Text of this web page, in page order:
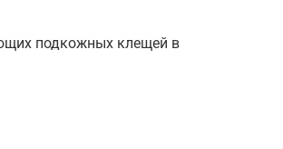
подкожных клещей в